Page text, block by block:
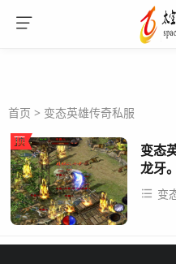
首页 > 变态英雄传奇私服
变态
龙牙
顶级变